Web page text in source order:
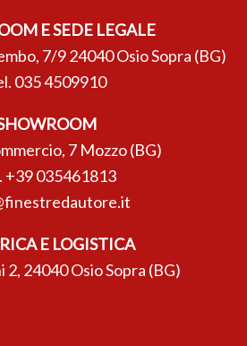
E SEDE LEGALE
7/9 24040 Osio Sopra (BG)
035 4509910
7 Mozzo (BG)
+39 035461813
E LOGISTICA
2, 24040 Osio Sopra (BG)